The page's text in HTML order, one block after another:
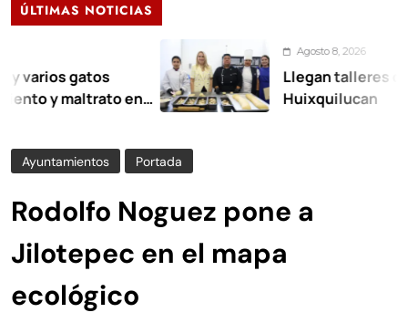
ÚLTIMAS NOTICIAS
gatos
maltrato en
Agosto 8, 2026
Llegan talleres de
Huixquilucan
Ayuntamientos Portada
Rodolfo Noguez pone a
Jilotepec en el mapa
ecológico